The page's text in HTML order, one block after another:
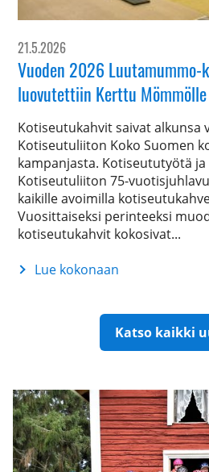
21.5.2026
Vuoden 2026
luovutettiin Kerttu Mömmölle
Kotiseutukahvit saivat alkunsa
Kotiseutuliiton Koko Suomen
kampanjasta. Kotiseututyötä ja
Kotiseutuliiton 75-
kaikille avoimilla
Vuosittaiseksi perinteeksi
kotiseutukahvit kokosivat...
Lue kokonaan
Vuoden
Luutamummo-
kotiseututyöpalkintoKatso kaikki